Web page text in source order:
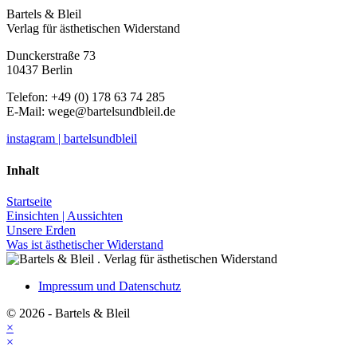
Bartels & Bleil
Verlag für ästhetischen Widerstand
Dunckerstraße 73
10437 Berlin
Telefon: +49 (0) 178 63 74 285
E-Mail: wege@bartelsundbleil.de
instagram | bartelsundbleil
Inhalt
Startseite
Einsichten | Aussichten
Unsere Erden
Was ist ästhetischer Widerstand
Impressum und Datenschutz
© 2026 - Bartels & Bleil
×
×